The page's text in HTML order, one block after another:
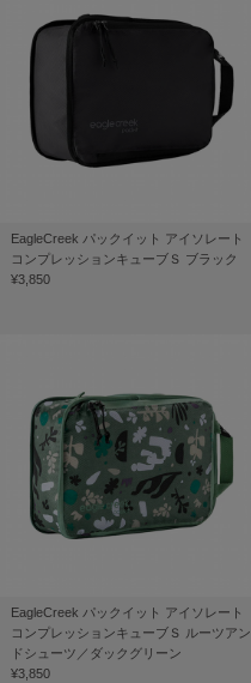
EagleCreek パックイット アイソレート
コンプレッションキューブＳ ブラック
¥3,850
EagleCreek パックイット アイソレート
コンプレッションキューブＳ ルーツアン
ドシューツ／ダックグリーン
¥3,850